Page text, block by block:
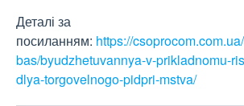
Деталі за
посиланням: https://
bas/byudzhetuvannya-v-prikladnomu-
dlya-torgovelnogo-pidpri-mstva/